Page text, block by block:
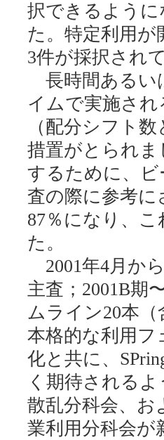
択できるよう
た。特定利用が
3件が採択され
長時間あるい
イムで実施さ
（配分シフト
措置がとられま
するために、
査の際に参考に
87％になり、
た。
2001年4月か
主査；2001B期
ムライン20本
本格的な利用
化と共に、
く期待される
散乱分科会、お
業利用分科会が